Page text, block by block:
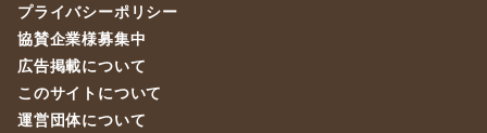
プライバシーポリシー
協賛企業様募集中
広告掲載について
このサイトについて
運営団体について